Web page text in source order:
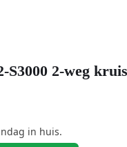
2-weg kruis
in huis.